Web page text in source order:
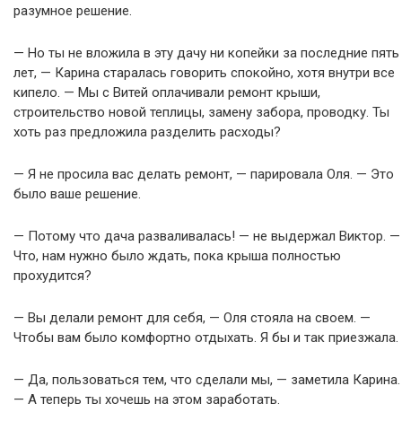
разумное решение.
— Но ты не вложила в эту дачу ни копейки за последние пять
лет, — Карина старалась говорить спокойно, хотя внутри все
кипело. — Мы с Витей оплачивали ремонт крыши,
строительство новой теплицы, замену забора, проводку. Ты
хоть раз предложила разделить расходы?
— Я не просила вас делать ремонт, — парировала Оля. — Это
было ваше решение.
— Потому что дача разваливалась! — не выдержал Виктор. —
Что, нам нужно было ждать, пока крыша полностью
прохудится?
— Вы делали ремонт для себя, — Оля стояла на своем. —
Чтобы вам было комфортно отдыхать. Я бы и так приезжала.
— Да, пользоваться тем, что сделали мы, — заметила Карина.
— А теперь ты хочешь на этом заработать.